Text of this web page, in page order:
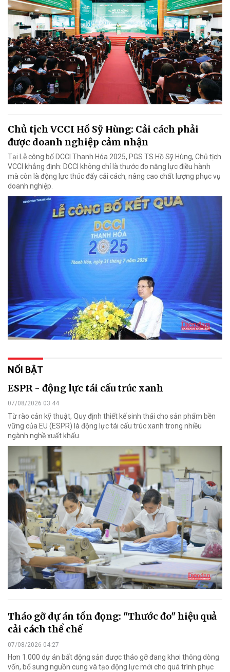
Chủ tịch VCCI Hồ Sỹ Hùng: Cải cách phải
được doanh nghiệp cảm nhận
Tại Lễ công bố DCCI Thanh Hóa 2025, PGS TS Hồ Sỹ Hùng, Chủ tịch
VCCI khẳng định: DCCI không chỉ là thước đo năng lực điều hành
mà còn là động lực thúc đẩy cải cách, nâng cao chất lượng phục vụ
doanh nghiệp.
NỔI BẬT
ESPR - động lực tái cấu trúc xanh
07/08/2026 03:44
Từ rào cản kỹ thuật, Quy định thiết kế sinh thái cho sản phẩm bền
vững của EU (ESPR) là động lực tái cấu trúc xanh trong nhiều
ngành nghề xuất khẩu.
Tháo gỡ dự án tồn đọng: "Thước đo" hiệu quả
cải cách thể chế
07/08/2026 04:27
Hơn 1.000 dự án bất động sản được tháo gỡ đang khơi thông dòng
vốn, bổ sung nguồn cung và tạo động lực mới cho quá trình phục